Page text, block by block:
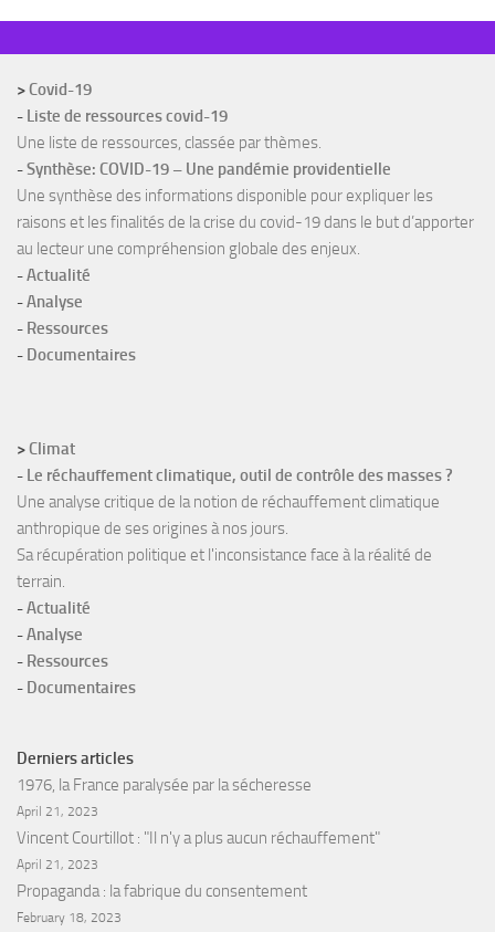
>Covid-19
- Liste de ressources covid-19
Une liste de ressources, classée par thèmes.
-Synthèse: COVID-19 – Une pandémie providentielle
Une synthèse des informations disponible pour expliquer les
raisons et les finalités de la crise du covid-19 dans le but d’apporter
au lecteur une compréhension globale des enjeux.
-Actualité
-Analyse
- Ressources
- Documentaires
>Climat
- Le réchauffement climatique, outil de contrôle des masses ?
Une analyse critique de la notion de réchauffement climatique
anthropique de ses origines à nos jours.
Sa récupération politique et l'inconsistance face à la réalité de
terrain.
-Actualité
-Analyse
- Ressources
- Documentaires
Derniers articles
1976, la France paralysée par la sécheresse
April 21, 2023
Vincent Courtillot : "Il n'y a plus aucun réchauffement"
April 21, 2023
Propaganda : la fabrique du consentement
February 18, 2023